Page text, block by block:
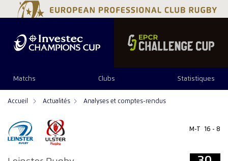
Matchs Clubs Statistiques
Accueil Actualités Analyses et comptes-rendus
M-T 16 - 8
34 29